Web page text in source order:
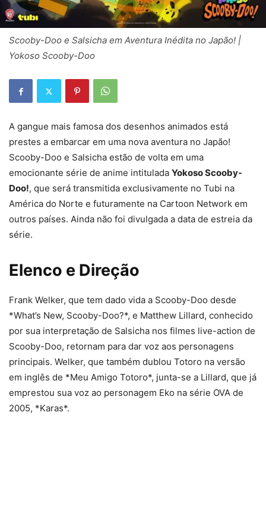
Scooby-Doo e Salsicha em Aventura Inédita no Japão! |
Yokoso Scooby-Doo
A gangue mais famosa dos desenhos animados está
prestes a embarcar em uma nova aventura no Japão!
Scooby-Doo e Salsicha estão de volta em uma
emocionante série de anime intitulada Yokoso Scooby-
Doo!, que será transmitida exclusivamente no Tubi na
América do Norte e futuramente na Cartoon Network em
outros países. Ainda não foi divulgada a data de estreia da
série.
Elenco e Direção
Frank Welker, que tem dado vida a Scooby-Doo desde
*What’s New, Scooby-Doo?*, e Matthew Lillard, conhecido
por sua interpretação de Salsicha nos filmes live-action de
Scooby-Doo, retornam para dar voz aos personagens
principais. Welker, que também dublou Totoro na versão
em inglês de *Meu Amigo Totoro*, junta-se a Lillard, que já
emprestou sua voz ao personagem Eko na série OVA de
2005, *Karas*.